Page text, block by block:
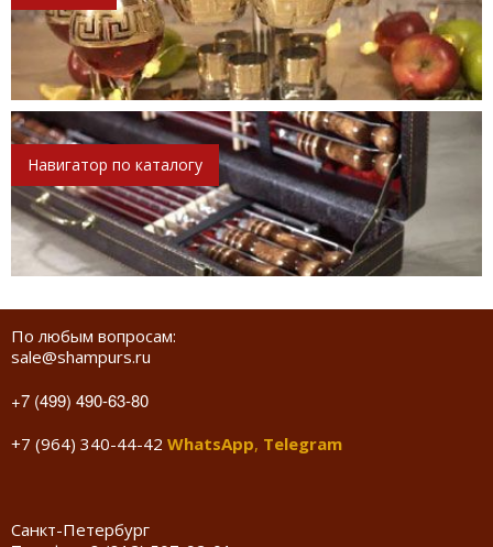
Навигатор по каталогу
По любым вопросам:
sale@shampurs.ru
+7 (499) 490-63-80
+7 (964) 340-44-42 WhatsApp, Telegram
Санкт-Петербург